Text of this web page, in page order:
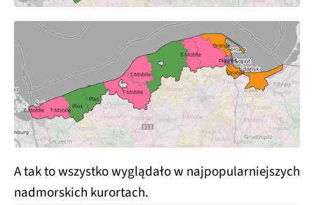
A tak to wszystko wyglądało w najpopularniejszych
nadmorskich kurortach.